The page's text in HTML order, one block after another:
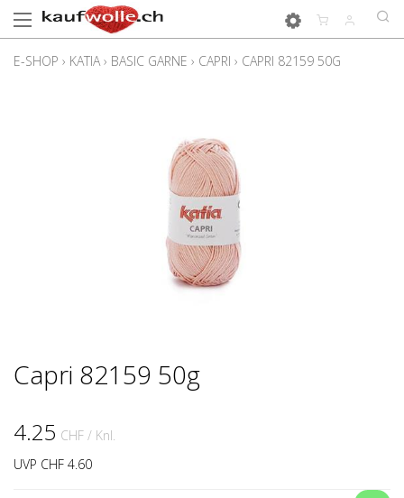
E-SHOP › KATIA › BASIC GARNE › CAPRI › CAPRI 82159 50G
Capri 82159 50g
4.25 CHF / Knl.
UVP CHF 4.60